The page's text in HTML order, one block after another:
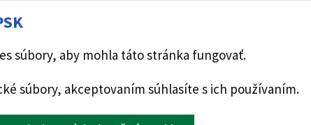
súbory, aby mohla táto stránka fungovať.
súbory, akceptovaním súhlasíte s ich používaním.